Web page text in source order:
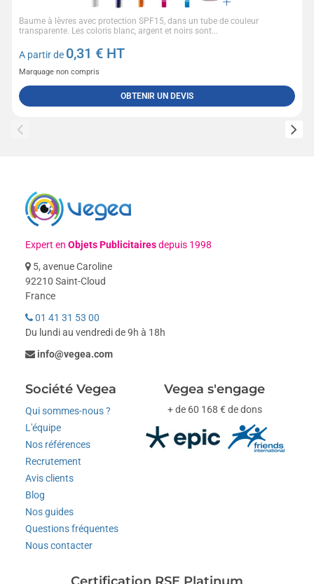
Baume à lèvres avec protection SPF15, dans un tube de couleur
transparente. Les coloris blanc, argent et noirs sont...
A partir de 0,31 € HT
Marquage non compris
OBTENIR UN DEVIS
Expert enObjets Publicitairesdepuis 1998
5, avenue Caroline
92210 Saint-Cloud
France
01 41 31 53 00
Du lundi au vendredi de 9h à 18h
info@vegea.com
Société Vegea
Qui sommes-nous ?
L'équipe
Nos références
Recrutement
Avis clients
Blog
Nos guides
Questions fréquentes
Nous contacter
Vegea s'engage
+ de 60 168 € de dons
Certification RSE Platinum